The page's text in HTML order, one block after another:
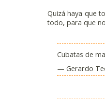
Quizá haya que
todo, para que
Cubatas de
— Gerardo